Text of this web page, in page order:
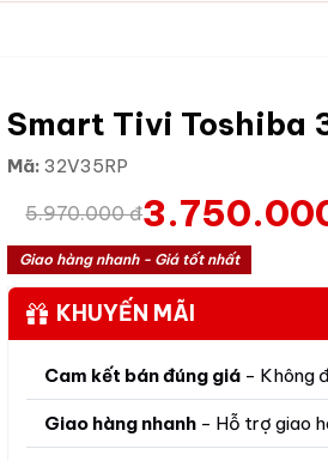
Smart Tivi Toshiba
Mã:32V35RP
5.970.000 đ
Giao hàng nhanh - Giá tốt nhất
KHUYẾN MÃI
Cam kết bán đúng giá - Không
Giao hàng nhanh - Hỗ trợ giao